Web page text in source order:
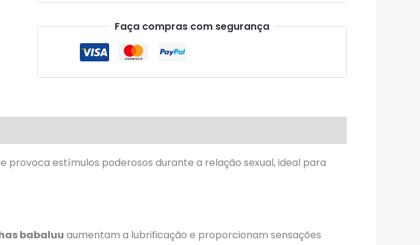
Faça compras com segurança
provoca estímulos poderosos durante a relação sexual, ideal para
babaluu aumentam a lubrificação e proporcionam sensações